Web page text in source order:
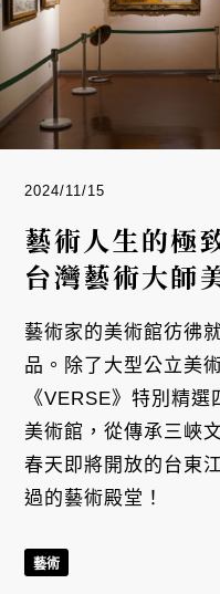
2024/11/15
藝術人生的極
台灣藝術大師
藝術家的美術館彷彿
品。除了大型公立美
《VERSE》特別精
美術館，從傳承三峽
春天即將開放的台東
過的藝術殿堂！
藝術